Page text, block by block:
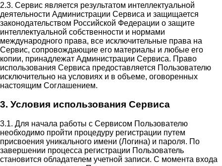
2.3. Сервис является результатом интеллектуальной
деятельности Администрации Сервиса и защищается
законодательством Российской Федерации о защите
интеллектуальной собственности и нормами
международного права, все исключительные права на
Сервис, сопровождающие его материалы и любые его
копии, принадлежат Администрации Сервиса. Право
использования Сервиса предоставляется Пользователю
исключительно на условиях и в объеме, оговоренных
настоящим Соглашением.
3. Условия использования Сервиса
3.1. Для начала работы с Сервисом Пользователю
необходимо пройти процедуру регистрации путем
присвоения уникального имени (Логина) и пароля. По
завершении процесса регистрации Пользователь
становится обладателем учетной записи. С момента входа